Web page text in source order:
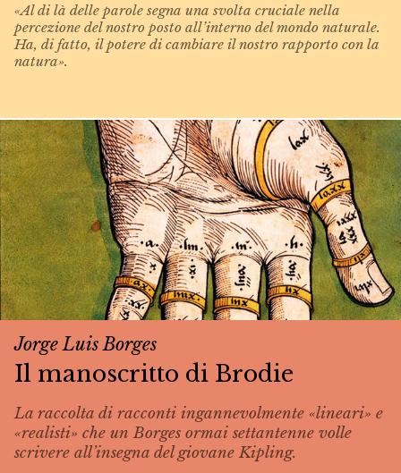
«Al di là delle parole segna una svolta cruciale nella
percezione del nostro posto all’interno del mondo naturale.
Ha, di fatto, il potere di cambiare il nostro rapporto con la
natura».
Jorge Luis Borges
Il manoscritto di Brodie
La raccolta di racconti ingannevolmente «lineari» e
«realisti» che un Borges ormai settantenne volle
scrivere all’insegna del giovane Kipling.